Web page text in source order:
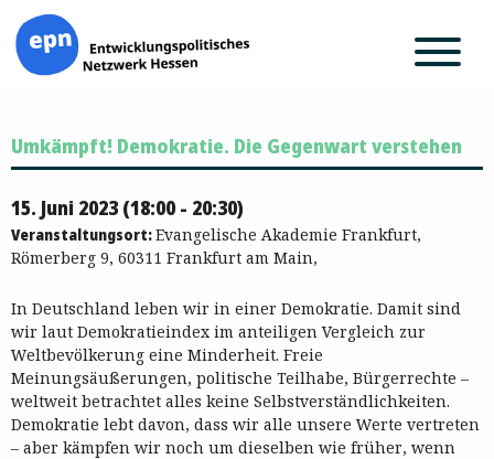
Inhalt
springen
Umkämpft! Demokratie. Die Gegenwart verstehen
15. Juni 2023 (18:00 - 20:30)
Veranstaltungsort:Evangelische Akademie Frankfurt,
Römerberg 9, 60311 Frankfurt am Main,
In Deutschland leben wir in einer Demokratie. Damit sind
wir laut Demokratieindex im anteiligen Vergleich zur
Weltbevölkerung eine Minderheit. Freie
Meinungsäußerungen, politische Teilhabe, Bürgerrechte –
weltweit betrachtet alles keine Selbstverständlichkeiten.
Demokratie lebt davon, dass wir alle unsere Werte vertreten
– aber kämpfen wir noch um dieselben wie früher, wenn